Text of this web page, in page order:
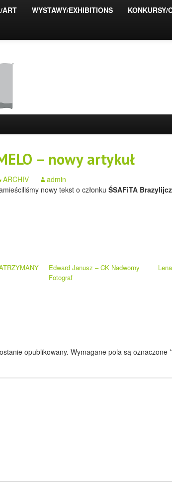
ART WYSTAWY/EXHIBITIONS
KONKURSY/
– nowy artykuł
ARCHIV
admin
nowy tekst o członku ŚSAFiTA
Edward Janusz – CK Nadworny
Fotograf
opublikowany. Wymagane pola są oznaczone *